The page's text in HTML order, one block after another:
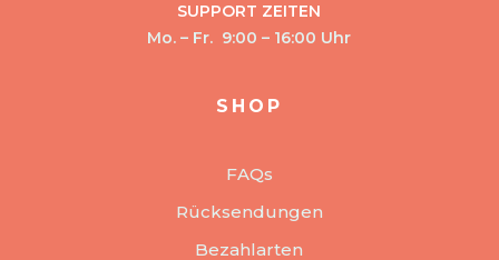
SUPPORT ZEITEN
Mo. – Fr. 9:00 – 16:00 Uhr
SHOP
FAQs
Rücksendungen
Bezahlarten